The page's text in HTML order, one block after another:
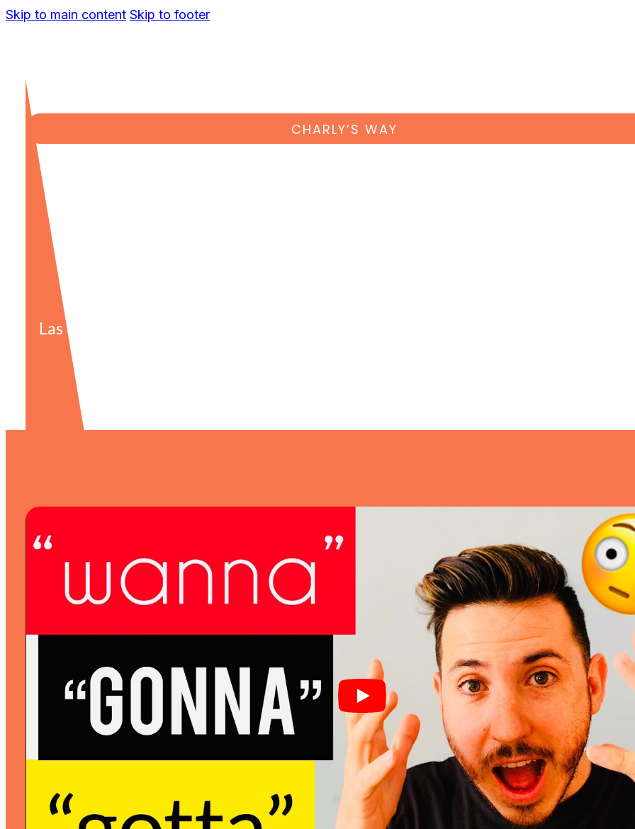
Skip to main content Skip to footer
CHARLY’S WAY
Las expresiones que necesitas para entender tus pelis